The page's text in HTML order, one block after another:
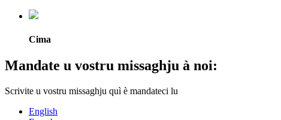
Cima
Mandate u vostru missaghju à noi:
Scrivite u vostru missaghju quì è mandateci lu
English